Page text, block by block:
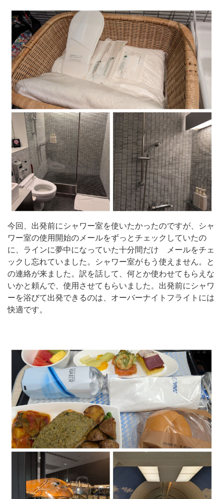
今回、出発前にシャワー室を使いたかったのですが、シャ
ワー室の使用開始のメールをずっとチェックしていたの
に、ラインに夢中になっていた十分間だけ メールをチェ
ックし忘れていました。シャワー室がもう使えません。と
の連絡が来ました。訳を話して、何とか使わせてもらえな
いかと頼んで、使用させてもらいました。出発前にシャワ
ーを浴びて出発できるのは、オーバーナイトフライトには
快適です。